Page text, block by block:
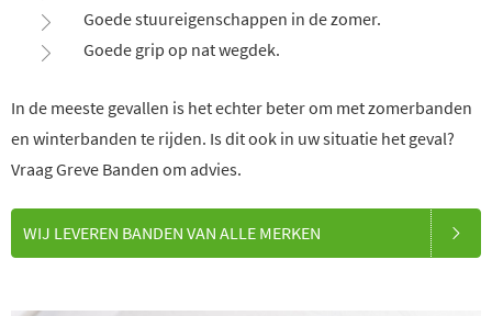
Goede stuureigenschappen in de zomer.
Goede grip op nat wegdek.
In de meeste gevallen is het echter beter om met zomerbanden
en winterbanden te rijden. Is dit ook in uw situatie het geval?
Vraag Greve Banden om advies.
WIJ LEVEREN BANDEN VAN ALLE MERKEN